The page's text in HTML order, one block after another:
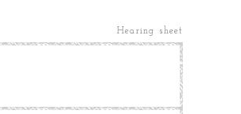
Hearing sheet